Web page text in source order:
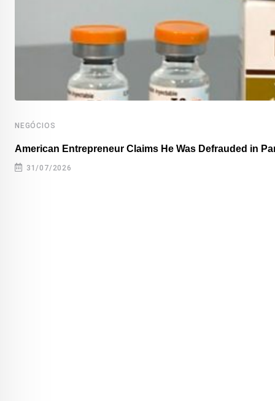
NEGÓCIOS
American Entrepreneur Claims He Was Defrauded in
31/07/2026